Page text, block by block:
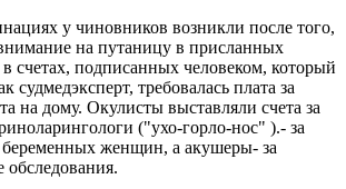
у чиновников возникли после того,
на путаницу в присланных
счетах, подписанных человеком, который
судмедэксперт, требовалась плата за
на дому. Окулисты выставляли счета за
("ухо-горло-нос" ).- за
женщин, а акушеры- за
обследования.